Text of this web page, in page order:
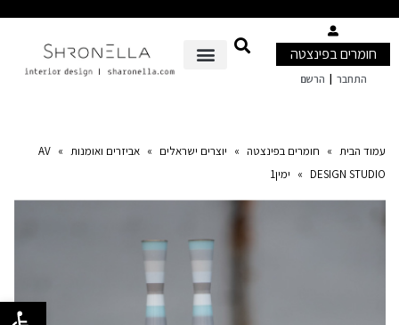
פתח
חומרים בפינצטה
התחבר | הרשם
עמוד הבית » חומרים בפינצטה » יוצרים ישראלים » אביזרים ואומנות »
AV
DESIGN STUDIO
» ימין1